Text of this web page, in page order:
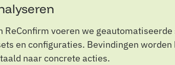
ReConfirm voeren we geautomatiseerde
en configuraties. Bevindingen worden
naar concrete acties.